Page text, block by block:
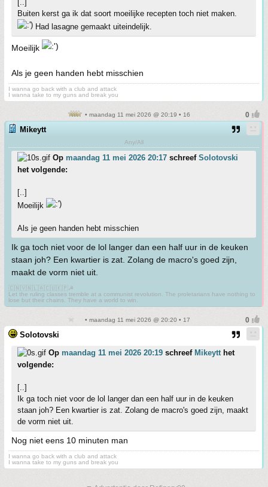
[..]
Buiten kerst ga ik dat soort moeilijke recepten toch niet maken.
Had lasagne gemaakt uiteindelijk.
Moeilijk
Als je geen handen hebt misschien
I wanna go back with a club and attack
I wanna take to my guns and break you
• maandag 11 mei 2026 @ 20:19 • 16
Mikeytt
Any/All
Op maandag 11 mei 2026 20:17 schreef Solotovski
het volgende:
[..]
Moeilijk
Als je geen handen hebt misschien
Ik ga toch niet voor de lol langer dan een half uur in de keuken
staan joh? Een kwartier is zat. Zolang de macro's goed zijn,
maakt de vorm niet uit.
🇨🇳🇻🇳🇱🇦🇨🇺🇰🇵☭
Let the ruling classes tremble at a communist revolution. The proletarians have nothing to
lose but their chains. They have a world to win.
• maandag 11 mei 2026 @ 20:20 • 17
Solotovski
Op maandag 11 mei 2026 20:19 schreef Mikeytthet
volgende:
[..]
Ik ga toch niet voor de lol langer dan een half uur in de keuken
staan joh? Een kwartier is zat. Zolang de macro's goed zijn, maakt
de vorm niet uit.
Nog niet eens 10 minuten man
I wanna go back with a club and attack
I wanna take to my guns and break you